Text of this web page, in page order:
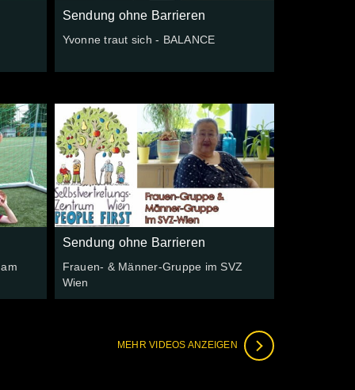
Sendung ohne Barrieren
Yvonne traut sich - BALANCE
Sendung ohne Barrieren
Frauen- & Männer-Gruppe im SVZ
Wien
MEHR VIDEOS ANZEIGEN